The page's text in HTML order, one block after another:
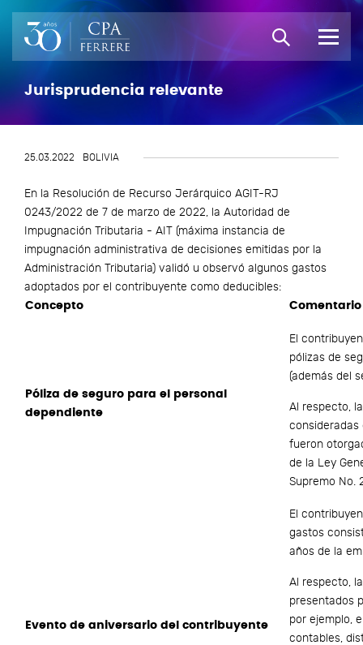
Jurisprudencia relevante
25.03.2022 BOLIVIA
En la Resolución de Recurso Jerárquico AGIT-RJ
0243/2022 de 7 de marzo de 2022, la Autoridad de
Impugnación Tributaria - AIT (máxima instancia de
impugnación administrativa de decisiones emitidas por la
Administración Tributaria) validó u observó algunos gastos
adoptados por el contribuyente como deducibles:
Concepto Comentario
Póliza de seguro para el personal
dependiente
El
pólizas de
(además del
Al respecto,
consideradas
fueron
de la Ley
Supremo No.
Evento de aniversario del contribuyente
El
gastos
años de la
Al respecto,
presentados
por ejemplo,
contables,